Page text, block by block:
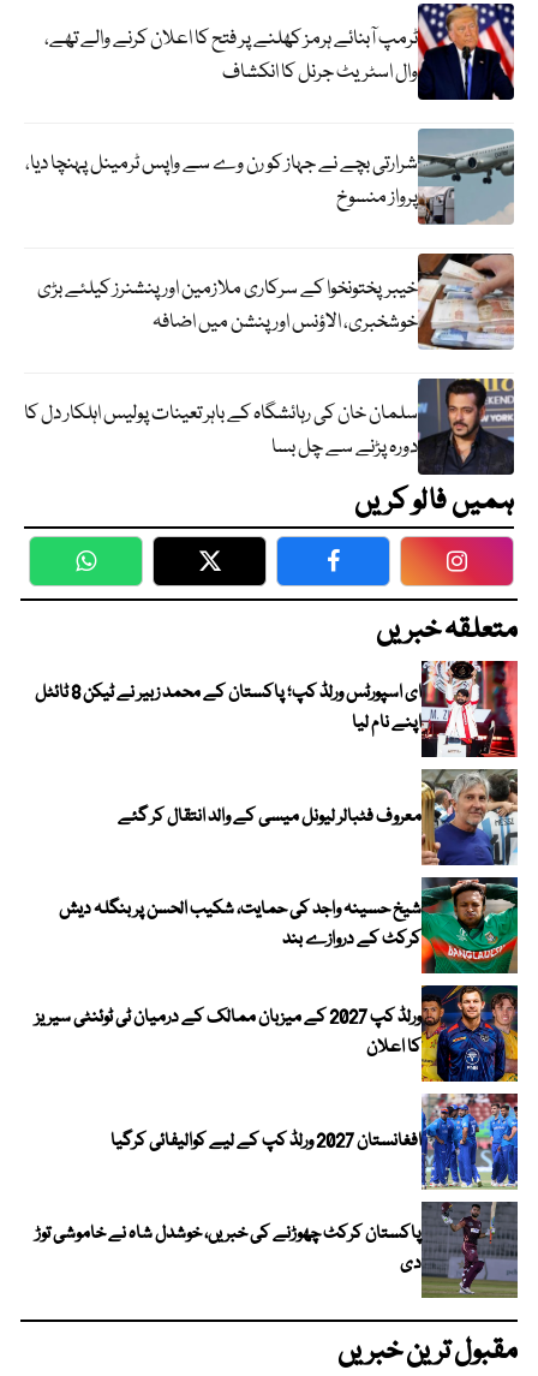
ٹرمپ آبنائے ہرمز کھلنے پر فتح کا اعلان کرنے والے تھے،
وال اسٹریٹ جرنل کا انکشاف
شرارتی بچے نے جہاز کو رن وے سے واپس ٹرمینل پہنچا دیا،
پرواز منسوخ
خیبرپختونخوا کے سرکاری ملازمین اور پنشنرز کیلئے بڑی
خوشخبری، الاؤنس اور پنشن میں اضافہ
سلمان خان کی رہائشگاہ کے باہر تعینات پولیس اہلکار دل کا
دورہ پڑنے سے چل بسا
ہمیں فالو کریں
WhatsApp Twitter Facebook
متعلقہ خبریں
ای اسپورٹس ورلڈ کپ؛ پاکستان کے محمد زبیر نے ٹیکن 8 ٹائٹل
اپنے نام لیا
معروف فٹبالر لیونل میسی کے والد انتقال کر گئے
شیخ حسینہ واجد کی حمایت، شکیب الحسن پر بنگلہ دیش
کرکٹ کے دروازے بند
ورلڈ کپ 2027 کے میزبان ممالک کے درمیان ٹی ٹوئنٹی سیریز
کا اعلان
افغانستان 2027 ورلڈ کپ کے لیے کوالیفائی کرگیا
پاکستان کرکٹ چھوڑنے کی خبریں، خوشدل شاہ نے خاموشی توڑ
دی
مقبول ترین خبریں